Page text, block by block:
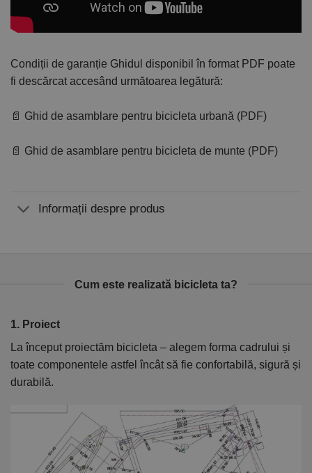
Condiții de garanție Ghidul disponibil în format PDF poate
fi descărcat accesând următoarea legătură:
📄 Ghid de asamblare pentru bicicleta urbană (PDF)
📄 Ghid de asamblare pentru bicicleta de munte (PDF)
Informații despre produs
Cum este realizată bicicleta ta?
1. Proiect
La început proiectăm bicicleta – alegem forma cadrului și
toate componentele astfel încât să fie confortabilă, sigură și
durabilă.